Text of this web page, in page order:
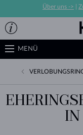
Über uns ->
MENÜ